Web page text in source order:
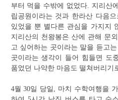
부터 먹을 수밖에 없었다. 지리산
립공원이라는 것과 한라산 다음
있었을 뿐 별다른 관심을 가지지
지리산의 천왕봉은 산에 관해 문
고 싶어하는 곳이라는 말을 듣고
곳이라는 생각이 들어 힘들면 도
품었던 나약한 마음도 떨쳐버리기
4월 30일 당일, 마치 수학여행을